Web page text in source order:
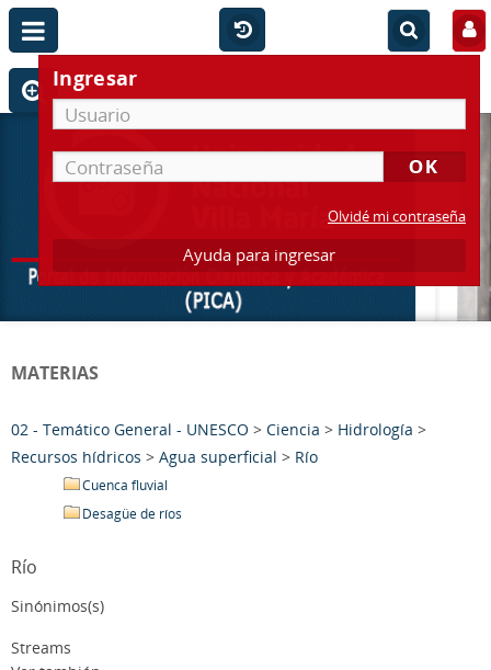
Ingresar
Olvidé mi contraseña
Ayuda para ingresar
MATERIAS
02 - Temático General - UNESCO > Ciencia > Hidrología >
Recursos hídricos > Agua superficial > Río
Cuenca fluvial
Desagüe de ríos
Río
Sinónimos(s)
Streams